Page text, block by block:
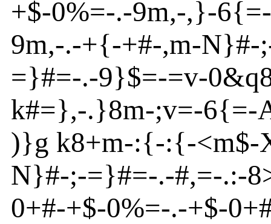
+$-0%=-.-9m,-,}-6{=-
9m,-.-+{-+#-,m-N}#-;
=}#=-.-9}$=-=v-0&q
k#=},-.}8m-;v=-6{=-
)}g k8+m-:{-:{-<m$-
N}#-;-=}#=-.-#,=-.:-8
0+#-+$-0%=-.-+$-